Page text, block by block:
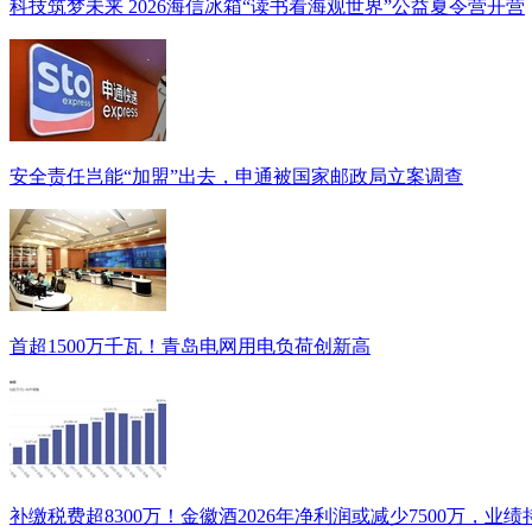
科技筑梦未来 2026海信冰箱“读书看海观世界”公益夏令营开营
安全责任岂能“加盟”出去，申通被国家邮政局立案调查
首超1500万千瓦！青岛电网用电负荷创新高
补缴税费超8300万！金徽酒2026年净利润或减少7500万，业绩